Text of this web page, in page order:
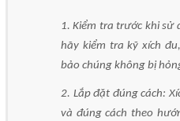
1. Kiểm tra trước khi sử
hãy kiểm tra kỹ xích
bảo chúng không bị
2. Lắp đặt đúng cách:
và đúng cách theo